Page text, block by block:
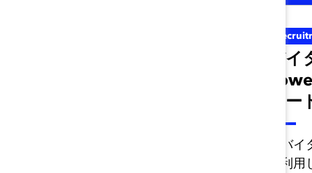
バ
レー
「バ
を利